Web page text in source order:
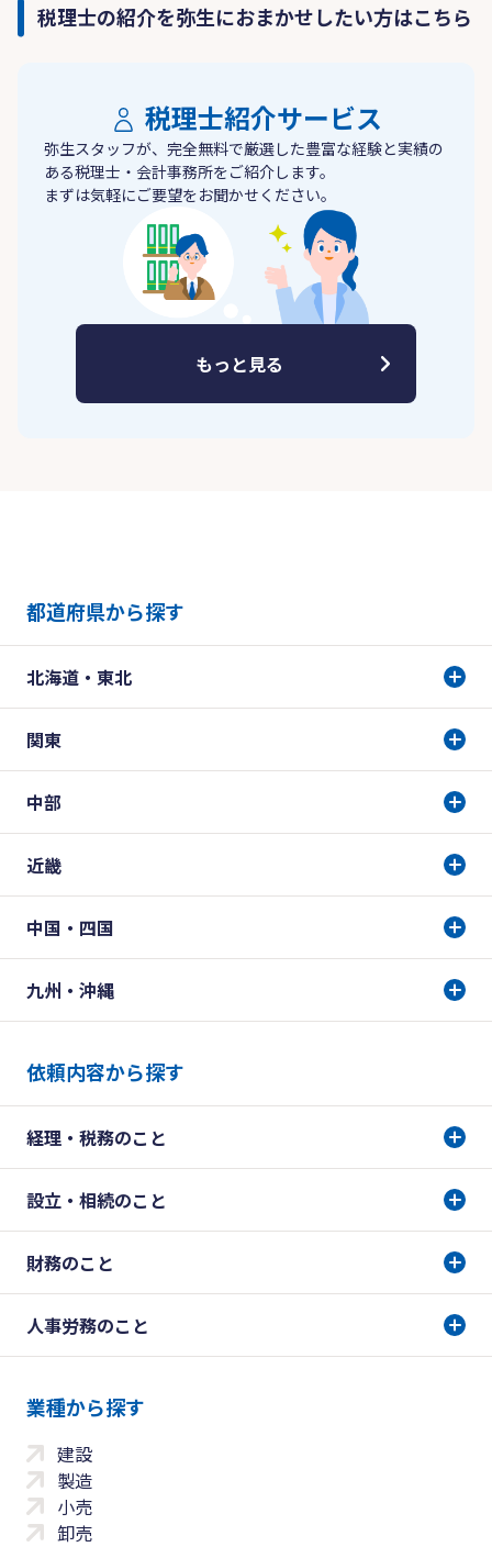
税理士の紹介を弥生におまかせしたい方はこちら
税理士紹介サービス
弥生スタッフが、完全無料で厳選した豊富な経験と実績の
ある税理士・会計事務所をご紹介します。
まずは気軽にご要望をお聞かせください。
もっと見る
都道府県から探す
北海道・東北
関東
中部
近畿
中国・四国
九州・沖縄
依頼内容から探す
経理・税務のこと
設立・相続のこと
財務のこと
人事労務のこと
業種から探す
建設
製造
小売
卸売